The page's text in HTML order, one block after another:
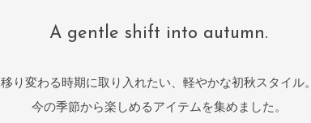
A gentle shift into autumn.
移り変わる時期に取り入れたい、軽やかな初秋スタイル。
今の季節から楽しめるアイテムを集めました。